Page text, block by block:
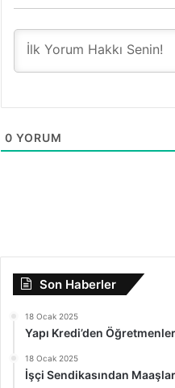
0 YORUM
Son Haberler
18 Ocak 2025
Yapı Kredi’den
18 Ocak 2025
İşçi Sendikasından